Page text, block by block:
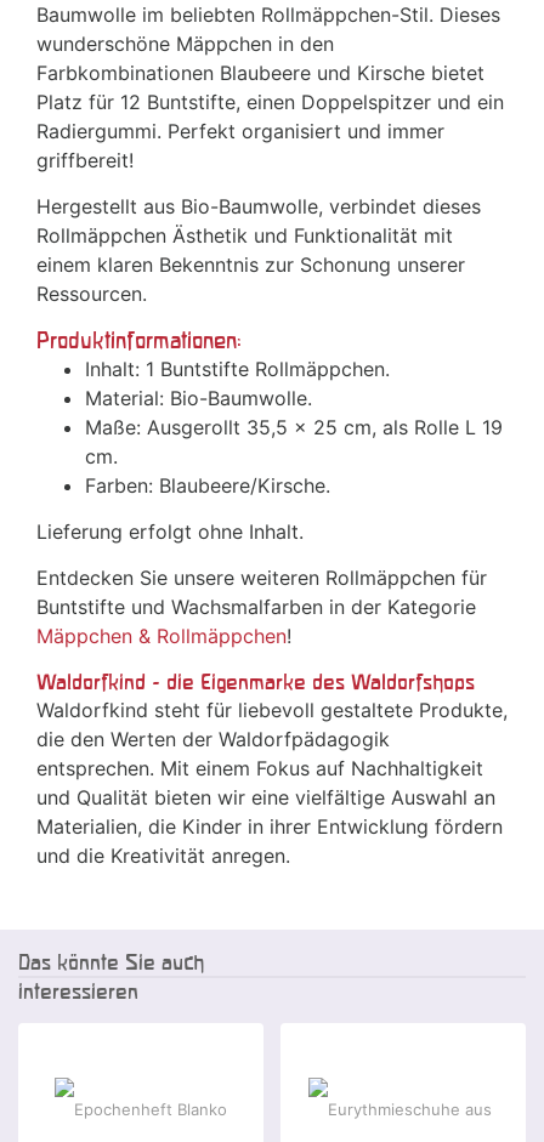
Baumwolle im beliebten Rollmäppchen-Stil. Dieses
wunderschöne Mäppchen in den
Farbkombinationen Blaubeere und Kirsche bietet
Platz für 12 Buntstifte, einen Doppelspitzer und ein
Radiergummi. Perfekt organisiert und immer
griffbereit!
Hergestellt aus Bio-Baumwolle, verbindet dieses
Rollmäppchen Ästhetik und Funktionalität mit
einem klaren Bekenntnis zur Schonung unserer
Ressourcen.
Produktinformationen:
Inhalt: 1 Buntstifte Rollmäppchen.
Material: Bio-Baumwolle.
Maße: Ausgerollt 35,5 x 25 cm, als Rolle L 19
cm.
Farben: Blaubeere/Kirsche.
Lieferung erfolgt ohne Inhalt.
Entdecken Sie unsere weiteren Rollmäppchen für
Buntstifte und Wachsmalfarben in der Kategorie
Mäppchen & Rollmäppchen!
Waldorfkind - die Eigenmarke des Waldorfshops
Waldorfkind steht für liebevoll gestaltete Produkte,
die den Werten der Waldorfpädagogik
entsprechen. Mit einem Fokus auf Nachhaltigkeit
und Qualität bieten wir eine vielfältige Auswahl an
Materialien, die Kinder in ihrer Entwicklung fördern
und die Kreativität anregen.
Das könnte Sie auch
interessieren